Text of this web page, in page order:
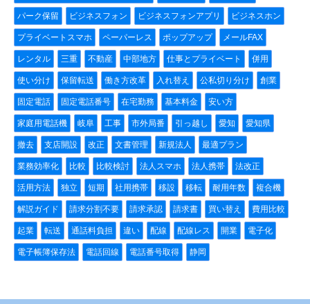
パーク保留 ビジネスフォン ビジネスフォンアプリ ビジネスホン
プライベートスマホ ペーパーレス ポップアップ メールFAX
レンタル 三重 不動産 中部地方 仕事とプライベート 併用
使い分け 保留転送 働き方改革 入れ替え 公私切り分け 創業
固定電話 固定電話番号 在宅勤務 基本料金 安い方
家庭用電話機 岐阜 工事 市外局番 引っ越し 愛知 愛知県
撤去 支店開設 改正 文書管理 新規法人 最適プラン
業務効率化 比較 比較検討 法人スマホ 法人携帯 法改正
活用方法 独立 短期 社用携帯 移設 移転 耐用年数 複合機
解説ガイド 請求分割不要 請求承認 請求書 買い替え 費用比較
起業 転送 通話料負担 違い 配線 配線レス 開業 電子化
電子帳簿保存法 電話回線 電話番号取得 静岡